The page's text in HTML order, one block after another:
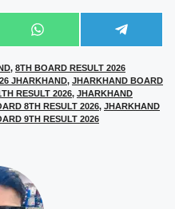
Share
on
W
h
t
s
A
p
p
Share
on
e
g
r
a
, 8TH BOARD RESULT 2026
JHARKHAND, JHARKHAND BOARD
RESULT 2026, JHARKHAND
8TH RESULT 2026, JHARKHAND
9TH RESULT 2026